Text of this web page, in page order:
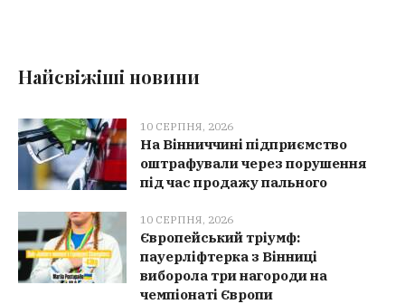
Найсвіжіші новини
10 СЕРПНЯ, 2026
На Вінниччині підприємство
оштрафували через порушення
під час продажу пального
10 СЕРПНЯ, 2026
Європейський тріумф:
пауерліфтерка з Вінниці
виборола три нагороди на
чемпіонаті Європи